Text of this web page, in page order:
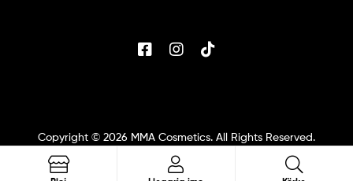
Copyright © 2026 MMA Cosmetics. All Rights Reserved.